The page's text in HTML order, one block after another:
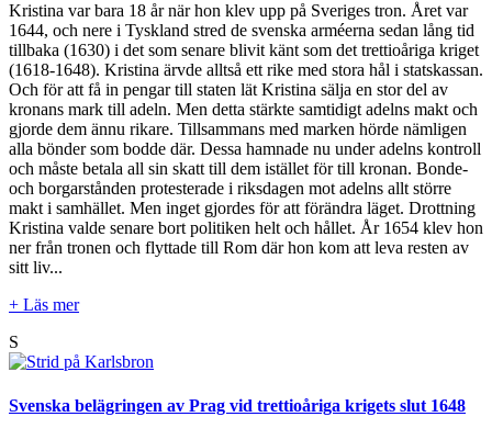
Kristina var bara 18 år när hon klev upp på Sveriges tron. Året var
1644, och nere i Tyskland stred de svenska arméerna sedan lång tid
tillbaka (1630) i det som senare blivit känt som det trettioåriga kriget
(1618-1648). Kristina ärvde alltså ett rike med stora hål i statskassan.
Och för att få in pengar till staten lät Kristina sälja en stor del av
kronans mark till adeln. Men detta stärkte samtidigt adelns makt och
gjorde dem ännu rikare. Tillsammans med marken hörde nämligen
alla bönder som bodde där. Dessa hamnade nu under adelns kontroll
och måste betala all sin skatt till dem istället för till kronan. Bonde-
och borgarstånden protesterade i riksdagen mot adelns allt större
makt i samhället. Men inget gjordes för att förändra läget. Drottning
Kristina valde senare bort politiken helt och hållet. År 1654 klev hon
ner från tronen och flyttade till Rom där hon kom att leva resten av
sitt liv...
+ Läs mer
S
Svenska belägringen av Prag vid trettioåriga krigets slut 1648